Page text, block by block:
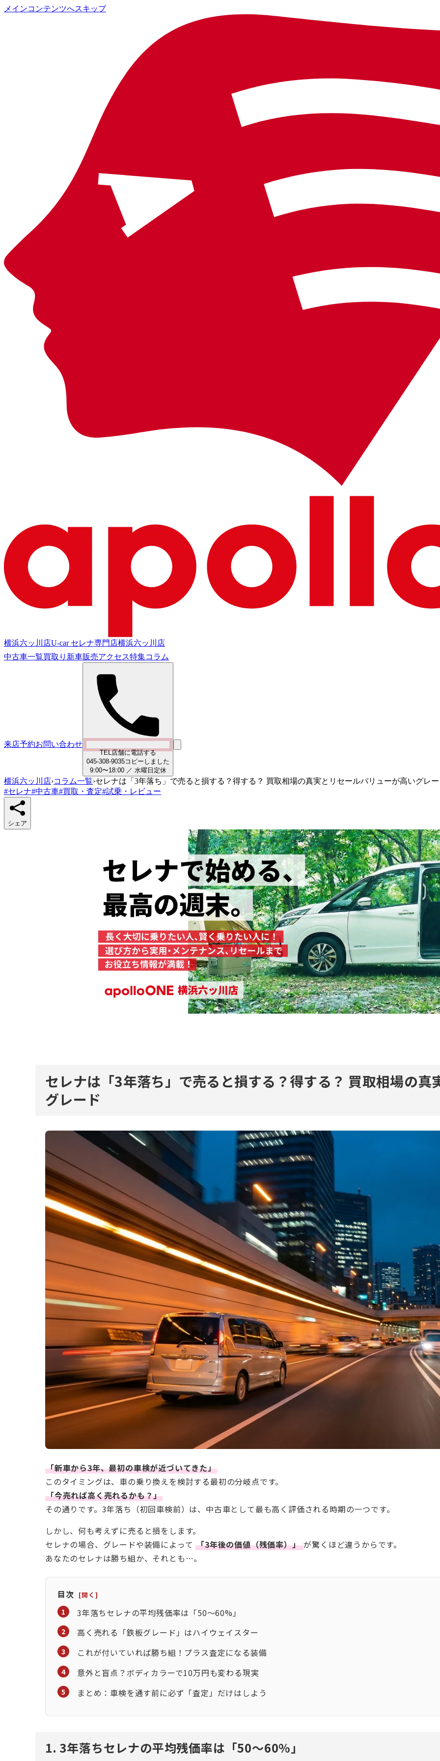
メインコンテンツへスキップ
横浜六ッ川店U-car セレナ専門店横浜六ッ川店
中古車一覧買取り 新車販売アクセス特集コラム
来店予約お問い合わせ
TEL店舗に電話する
045-308-9035コピーしました
9:00〜18:00／ 水曜日 定休
横浜六ッ川店›コラム一覧›セレナは「3年落ち」で売ると損する？得する？ 買取相場の真実とリセールバリューが高いグレ
#セレナ#中古車#買取・査定#試乗・レビュー
シェア
セレナは「3年落ち」で売ると損する？得する？ 買取相場の真
グレード
「新車から3年、最初の車検が近づいてきた」
このタイミングは、車の乗り換えを検討する最初の分岐点です。
「今売れば高く売れるかも？」
その通りです。3年落ち（初回車検前）は、中古車として最も高く評価される時期の一つです。
しかし、何も考えずに売ると損をします。
セレナの場合、グレードや装備によって「3年後の価値（残価率）」が驚くほど違うからです。
あなたのセレナは勝ち組か、それとも…。
目次
3年落ちセレナの平均残価率は「50〜60%」
高く売れる「鉄板グレード」はハイウェイスター
これが付いていれば勝ち組！プラス査定になる装備
意外と盲点？ボディカラーで10万円も変わる現実
まとめ：車検を通す前に必ず「査定」だけはしよう
1. 3年落ちセレナの平均残価率は「50〜60%」